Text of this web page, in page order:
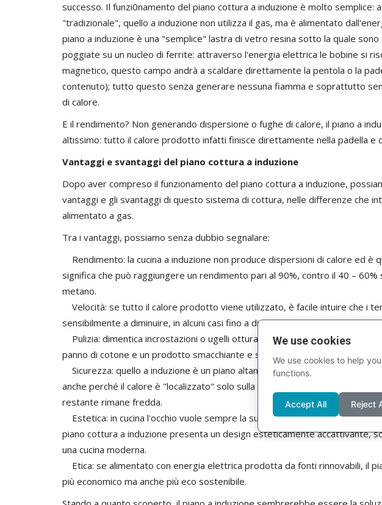
successo. Il funzi0namento del piano cottura a induzione è molto semplice:
"tradizionale", quello a induzione non utilizza il gas, ma è alimentato
piano a induzione è una "semplice" lastra di vetro resina sotto la quale
poggiate su un nucleo di ferrite: attraverso l'energia elettrica le bobine si
magnetico, questo campo andrà a scaldare direttamente la pentola o la
contenuto); tutto questo senza generare nessuna fiamma e soprattutto
di calore.
E il rendimento? Non generando dispersione o fughe di calore, il piano a
altissimo: tutto il calore prodotto infatti finisce direttamente nella padella e
Vantaggi e svantaggi del piano cottura a induzione
Dopo aver compreso il funzionamento del piano cottura a induzione,
vantaggi e gli svantaggi di questo sistema di cottura, nelle differenze che
alimentato a gas.
Tra i vantaggi, possiamo senza dubbio segnalare:
Rendimento: la cucina a induzione non produce dispersioni di calore ed è
significa che può raggiungere un rendimento pari al 90%, contro il 40 – 60%
metano.
Velocità: se tutto il calore prodotto viene utilizzato, è facile intuire che i
sensibilmente a diminuire, in alcuni casi fino a dimezzarsi.
Pulizia: dimentica incrostazioni o ugelli otturati, pulire il piano cottura è un
panno di cotone e un prodotto smacchiante e sgrassante.
Sicurezza: quello a induzione è un piano altamente sicuro perché non solo
anche perché il calore è "localizzato" solo sulla parte del piano su cui
restante rimane fredda.
Estetica: in cucina l'occhio vuole sempre la sua parte, non solo per
piano cottura a induzione presenta un design esteticamente accattivante,
una cucina moderna.
Etica: se alimentato con energia elettrica prodotta da fonti rinnovabili, il
più economico ma anche più eco sostenibile.
We use cookies
We use cookies to help
functions.
Accept All Reject